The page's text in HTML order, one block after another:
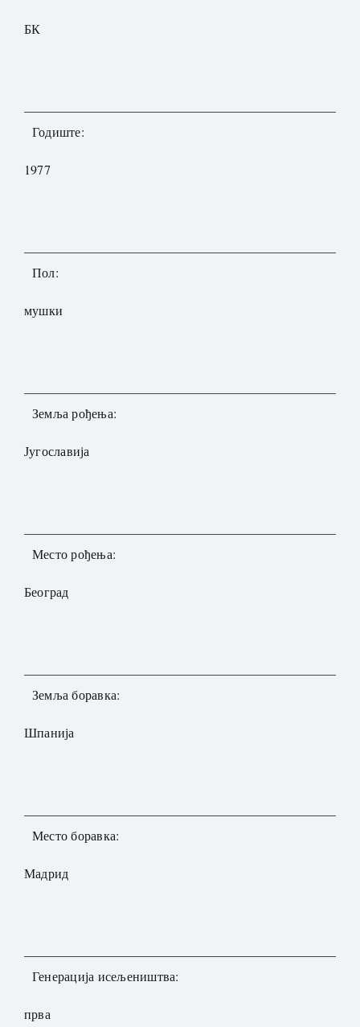
БК
Годиште:
1977
Пол:
мушки
Земља рођења:
Југославија
Место рођења:
Београд
Земља боравка:
Шпанија
Место боравка:
Мадрид
Генерација исељеништва:
прва